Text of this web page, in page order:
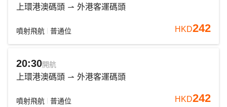
上環港澳碼頭 外港客運碼頭
噴射飛航 普通位 HKD242
20:30開航
上環港澳碼頭 外港客運碼頭
噴射飛航 普通位 HKD242